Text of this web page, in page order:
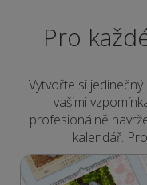
Pro
Vytvořte si
vašimi
profesionálně
kalendář.